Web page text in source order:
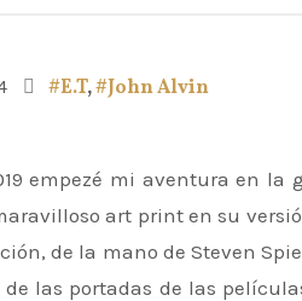
#E.T,#John Alvin
art print en su
de la mano de Steven
las portadas de las